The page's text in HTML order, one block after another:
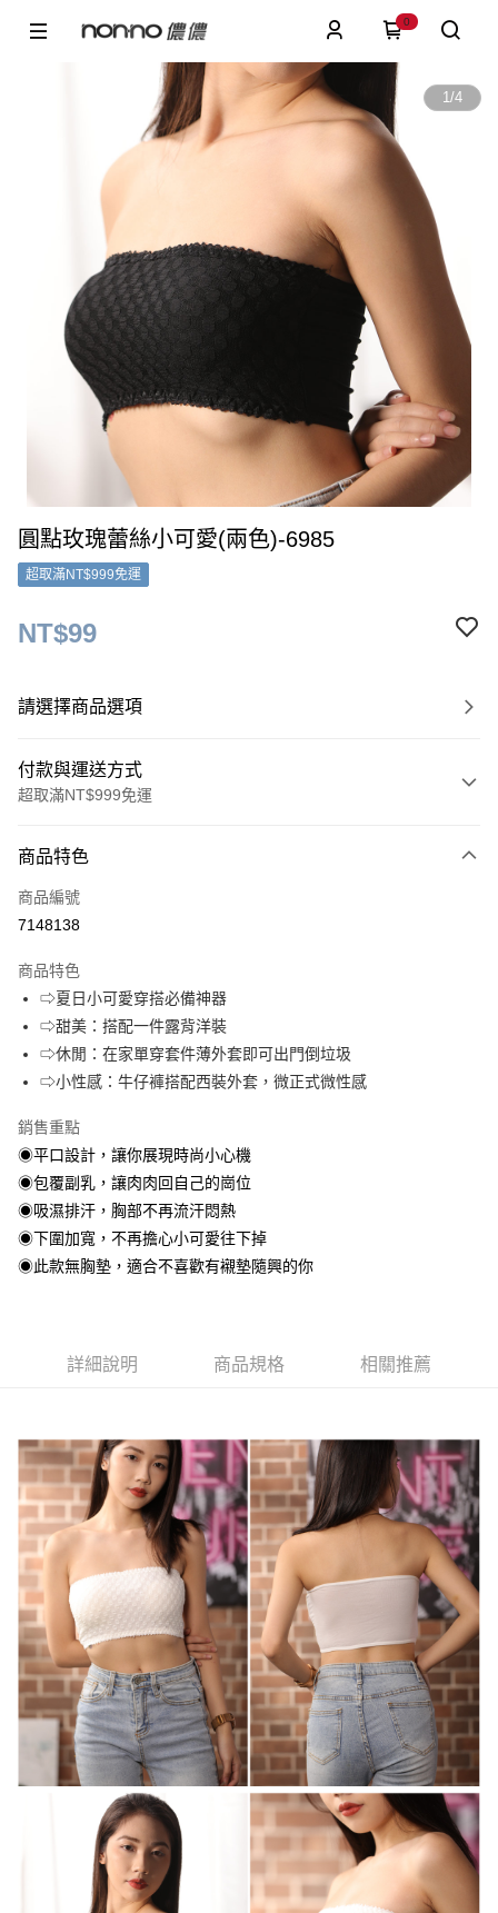
0
1/4
圓點玫瑰蕾絲小可愛(兩色)-6985
超取滿NT$999免運
NT$99
請選擇商品選項
付款與運送方式
超取滿NT$999免運
信用卡一次付款
超商取貨付款
Apple Pay
街口支付
悠遊付
運送方式
全家取貨付款
每筆NT$90，滿NT$999(含以上)免運費
7-11取貨付款
每筆NT$90，滿NT$999(含以上)免運費
商品特色
商品編號
7148138
商品特色
⇨夏日小可愛穿搭必備神器
⇨甜美：搭配一件露背洋裝
⇨休閒：在家單穿套件薄外套即可出門倒垃圾
⇨小性感：牛仔褲搭配西裝外套，微正式微性感
銷售重點
◉平口設計，讓你展現時尚小心機
◉包覆副乳，讓肉肉回自己的崗位
◉吸濕排汗，胸部不再流汗悶熱
◉下圍加寬，不再擔心小可愛往下掉
◉此款無胸墊，適合不喜歡有襯墊隨興的你
詳細說明 商品規格 相關推薦